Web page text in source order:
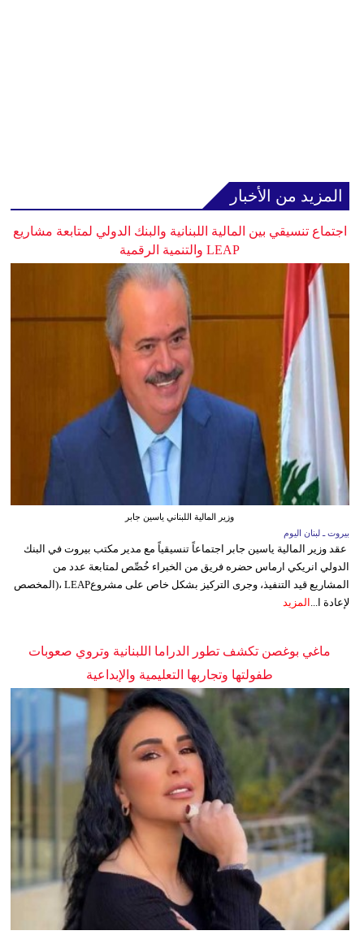
المزيد من الأخبار
اجتماع تنسيقي بين المالية اللبنانية والبنك الدولي لمتابعة مشاريع
LEAP والتنمية الرقمية
وزير المالية اللبناني ياسين جابر
بيروت ـ لبنان اليوم
عقد وزير المالية ياسين جابر اجتماعاً تنسيقياً مع مدير مكتب بيروت في البنك
الدولي انريكي ارماس حضره فريق من الخبراء خُصِّص لمتابعة عدد من
المشاريع قيد التنفيذ، وجرى التركيز بشكل خاص على مشروعLEAP ،(المخصص
لإعادة ا...
المزيد
ماغي بوغصن تكشف تطور الدراما اللبنانية وتروي صعوبات
طفولتها وتجاربها التعليمية والإبداعية